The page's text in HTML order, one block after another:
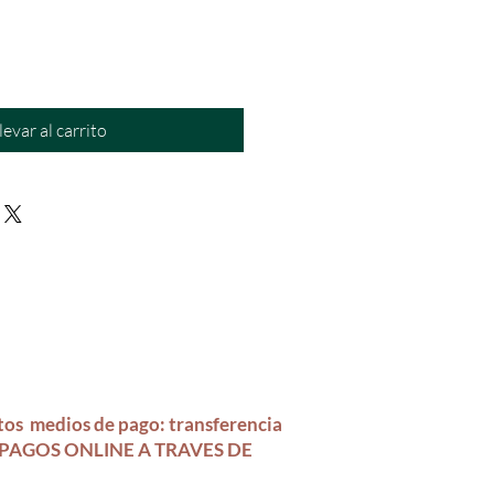
al carrito
mediosde pago:transferencia
ONLINE A TRAVES DE